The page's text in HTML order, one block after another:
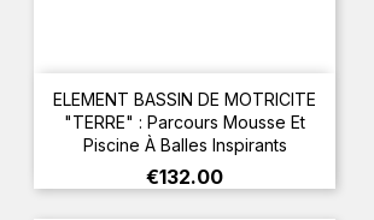
ELEMENT BASSIN DE MOTRICITE
"TERRE" : Parcours Mousse Et
Piscine À Balles Inspirants
Price
€132.00